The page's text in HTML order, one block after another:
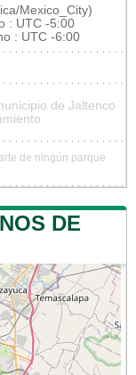
Mexico_City)
: UTC -5:00
: UTC -6:00
de Jaltenco
de ningún parque
DE